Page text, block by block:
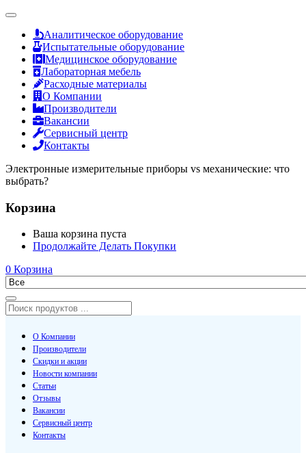
Аналитическое оборудование
Испытательные оборудование
Медицинское оборудование
Лабораторная мебель
Расходные материалы
О Компании
Производители
Вакансии
Сервисный центр
Контакты
Электронные измерительные приборы vs механические: что
выбрать?
Корзина
Ваша корзина пуста
Продолжайте Делать Покупки
0 Корзина
О Компании
Производители
Скидки и акции
Новости компании
Статьи
Отзывы
Вакансии
Сервисный центр
Контакты